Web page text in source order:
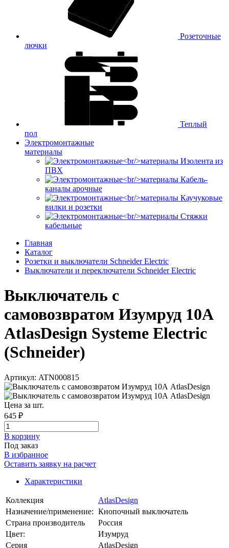
Розеточные
лючки
Теплый
пол
Электромонтажные
материалы
Изолента из
ПВХ
Кабель-
каналы арочные
Каучуковые
вилки и розетки
Стяжки
кабельные
Главная
Каталог
Розетки и выключатели Schneider Electric
Выключатели и переключатели Schneider Electric
Выключатель с
самовозвратом Изумруд 10А
AtlasDesign Systeme Electric
(Schneider)
Артикул: ATN000815
Цена за шт.
645 ₽
В корзинy
Под заказ
В избранное
Оставить заявку на расчет
Характеристики
Коллекция
AtlasDesign
Назначение/применение: Кнопочный выключатель
Страна производитель
Россия
Цвет:
Изумруд
Серия
AtlasDesign